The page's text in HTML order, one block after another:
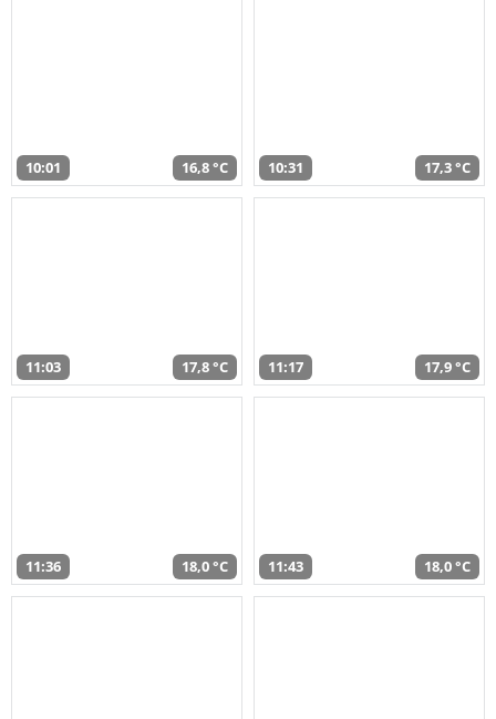
10:01 16,8 °C 10:31 17,3 °C
11:03 17,8 °C 11:17 17,9 °C
11:36 18,0 °C 11:43 18,0 °C